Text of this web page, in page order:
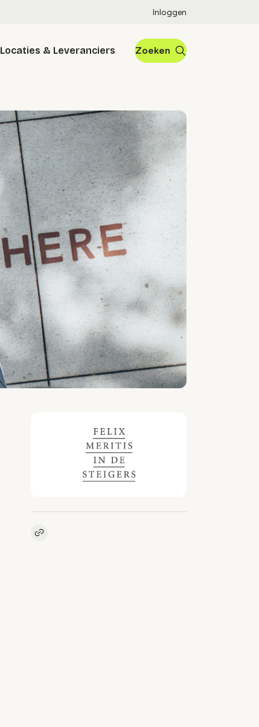
Inloggen
Locaties & Leveranciers Zoeken
Kopieer link naar vacature